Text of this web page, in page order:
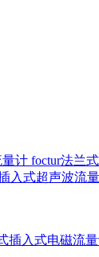
量计 foctur法兰
入式超声波流
插入式电磁流